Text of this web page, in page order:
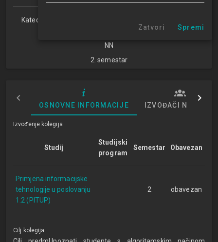
Katedra za teorijske i primijenjene osnove informacijskih
NN
2. semestar
OSNOVNE INFORMACIJE IZVOĐAČI NASTAVE
Izvođenje kolegija
Studij
Studijski
program
Semestar Obavezan
Primjena informacijske
tehnologije u poslovanju
1.2 (PITUP)
2 obavezan
Cilj kolegija
Zatvori Spremi